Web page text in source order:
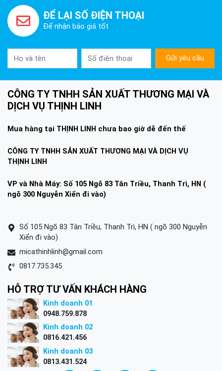
ĐỂ LẠI SỐ ĐIỆN THOẠI
Để nhận báo giá tốt
Gửi yêu cầu
CÔNG TY TNHH SẢN XUẤT THƯƠNG MẠI VÀ
DỊCH VỤ THỊNH LINH
Mua hàng tại THỊNH LINH chưa bao giờ dễ đến thế
CÔNG TY TNHH SẢN XUẤT THƯƠNG MẠI VÀ DỊCH VỤ
THỊNH LINH
VP và Nhà Máy: Số 105 Ngõ 83 Tân Triều, Thanh Trì, HN (
ngõ 300 Nguyễn Xiển đi vào)
Số 105 Ngõ 83 Tân Triều, Thanh Trì, HN ( ngõ 300 Nguyễn
Xiển đi vào)
micathinhlinh@gmail.com
0817.735.345
HỖ TRỢ TƯ VẤN KHÁCH HÀNG
Kinh doanh 01
0948.759.878
Kinh doanh 02
0816.421.456
Kinh doanh 03
0813.431.524